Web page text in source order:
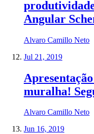
Angular
Alvaro Camillo Neto
Jul 21, 2019
muralha!
Alvaro Camillo Neto
Jun 16, 2019